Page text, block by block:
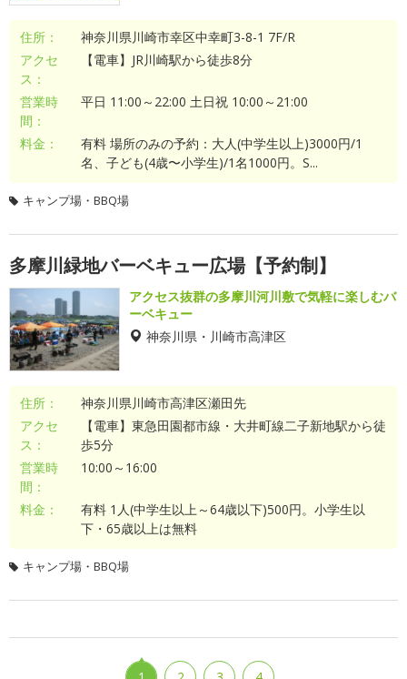
住所：
神奈川県川崎市幸区中幸町3-8-1 7F/R
アクセ
ス：
【電車】JR川崎駅から徒歩8分
営業時
間：
平日 11:00～22:00 土日祝 10:00～21:00
料金：
有料 場所のみの予約：大人(中学生以上)3000円/1
名、子ども(4歳〜小学生)/1名1000円。S...
キャンプ場・BBQ場
多摩川緑地バーベキュー広場【予約制】
アクセス抜群の多摩川河川敷で気軽に楽しむバ
ーベキュー
神奈川県・川崎市高津区
住所：
神奈川県川崎市高津区瀬田先
アクセ
ス：
【電車】東急田園都市線・大井町線二子新地駅から徒
歩5分
営業時
間：
10:00～16:00
料金：
有料 1人(中学生以上～64歳以下)500円。小学生以
下・65歳以上は無料
キャンプ場・BBQ場